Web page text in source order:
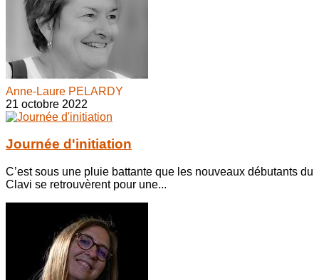
Anne-Laure PELARDY
21 octobre 2022
Journée d'initiation
C’est sous une pluie battante que les nouveaux débutants du
Clavi se retrouvèrent pour une...